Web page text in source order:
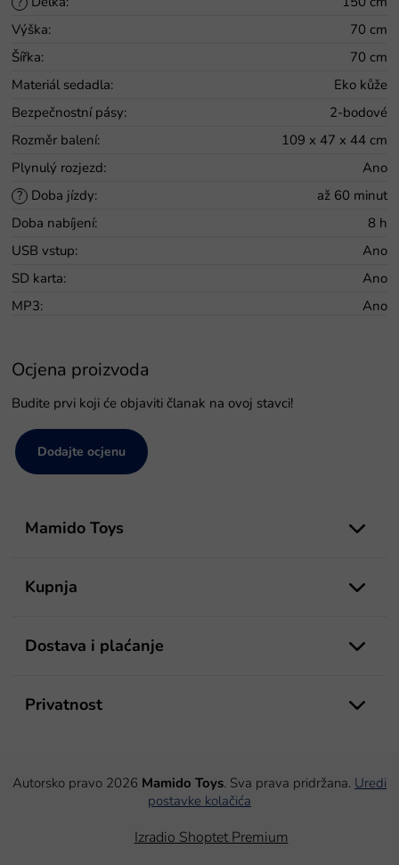
Výška:
70 cm
Šířka:
70 cm
Materiál sedadla:
Eko kůže
Bezpečnostní pásy:
2-bodové
Rozměr balení:
109 x 47 x 44 cm
Plynulý rozjezd: Ano
? Doba jízdy:
až 60 minut
Doba nabíjení:
8 h
USB vstup:
Ano
SD karta:
Ano
MP3: Ano
Ocjena proizvoda
Budite prvi koji će objaviti članak na ovoj stavci!
Dodajte ocjenu
Mamido Toys
Kupnja
Dostava i plaćanje
Privatnost
Izradio Shoptet Premium
Autorsko pravo 2026 Mamido Toys. Sva prava pridržana. Uredi
postavke kolačića